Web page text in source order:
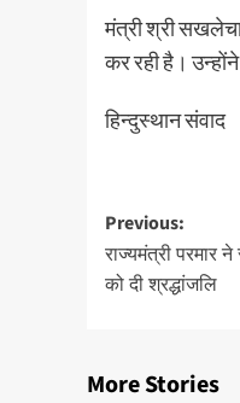
मंत्री श्री
कर रही है।
हिन्दुस्थान संवाद
Post
Previous:
राज्यमंत्री परमार
को दी श्रद्धांजलि
More Stories